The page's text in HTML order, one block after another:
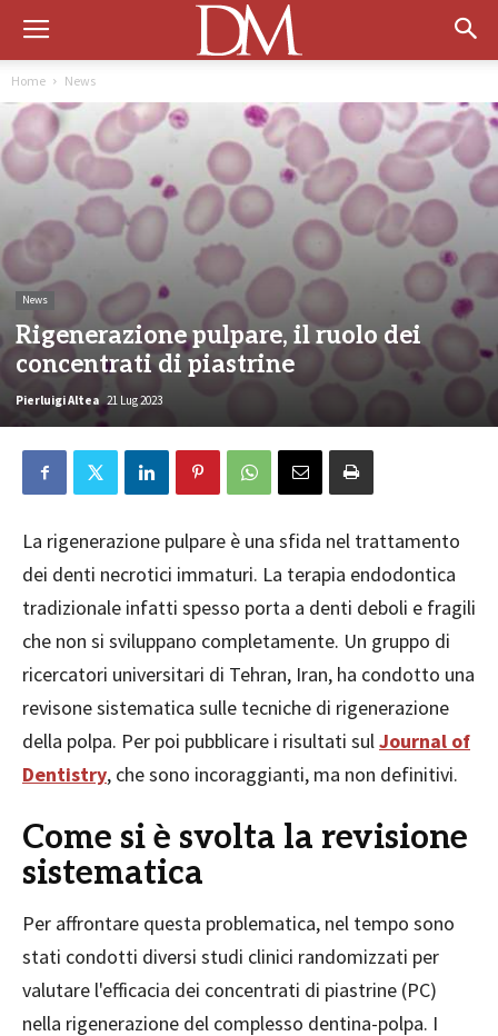
Home News
News
Rigenerazione pulpare, il ruolo dei
concentrati di piastrine
Pierluigi Altea 21 Lug 2023
La rigenerazione pulpare è una sfida nel trattamento
dei denti necrotici immaturi. La terapia endodontica
tradizionale infatti spesso porta a denti deboli e fragili
che non si sviluppano completamente. Un gruppo di
ricercatori universitari di Tehran, Iran, ha condotto una
revisone sistematica sulle tecniche di rigenerazione
della polpa. Per poi pubblicare i risultati sulJournal of
Dentistry, che sono incoraggianti, ma non definitivi.
Come si è svolta la revisione
sistematica
Per affrontare questa problematica, nel tempo sono
stati condotti diversi studi clinici randomizzati per
valutare l'efficacia dei concentrati di piastrine (PC)
nella rigenerazione del complesso dentina-polpa. I